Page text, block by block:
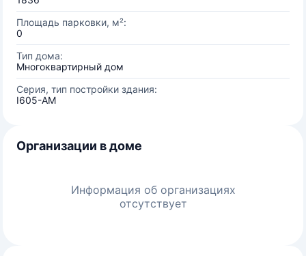
Площадь парковки, м²:
0
Тип дома:
Многоквартирный дом
Серия, тип постройки здания:
I605-АМ
Организации в доме
Информация об организациях
отсутствует